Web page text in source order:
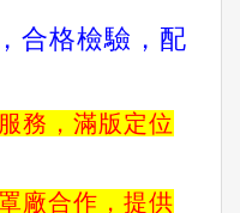
合格檢驗，配
務，滿版定位
廠合作，提供